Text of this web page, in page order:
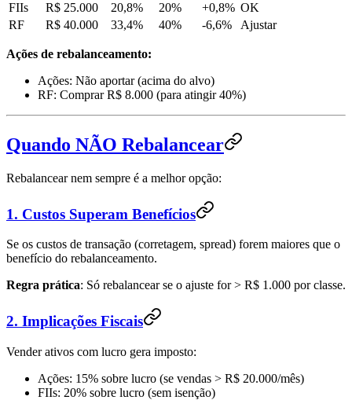
FIIs
R$ 25.000 20,8% 20% +0,8% OK
RF
R$ 40.000 33,4% 40% -6,6% Ajustar
Ações de rebalanceamento:
Ações: Não aportar (acima do alvo)
RF: Comprar R$ 8.000 (para atingir 40%)
Quando NÃO Rebalancear
Rebalancear nem sempre é a melhor opção:
1. Custos Superam Benefícios
Se os custos de transação (corretagem, spread) forem maiores que o
benefício do rebalanceamento.
Regra prática: Só rebalancear se o ajuste for > R$ 1.000 por classe.
2. Implicações Fiscais
Vender ativos com lucro gera imposto:
Ações: 15% sobre lucro (se vendas > R$ 20.000/mês)
FIIs: 20% sobre lucro (sem isenção)